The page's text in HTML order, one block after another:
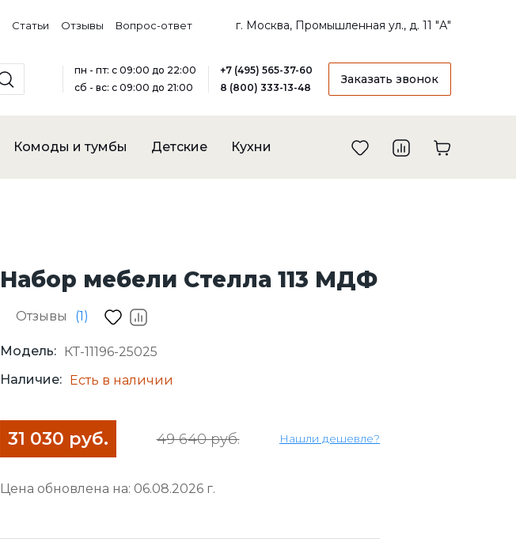
Статьи Отзывы Вопрос-ответ г. Москва, Промышленная ул., д. 11 "А"
пн - пт: с 09:00 до 22:00
сб - вс: с 09:00 до 21:00
+7 (495) 565-37-60
8 (800) 333-13-48
Заказать звонок
Комоды и тумбы Детские Кухни
Набор мебели Стелла 113 МДФ
Отзывы (1)
Модель: КТ-11196-25025
Наличие: Есть в наличии
31 030 руб. 49 640 руб. Нашли дешевле?
Цена обновлена на: 06.08.2026 г.